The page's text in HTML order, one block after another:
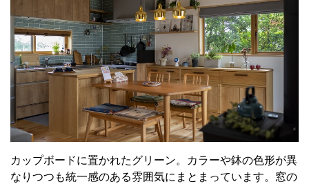
カップボードに置かれたグリーン。カラーや鉢の色形が異
なりつつも統一感のある雰囲気にまとまっています。窓の